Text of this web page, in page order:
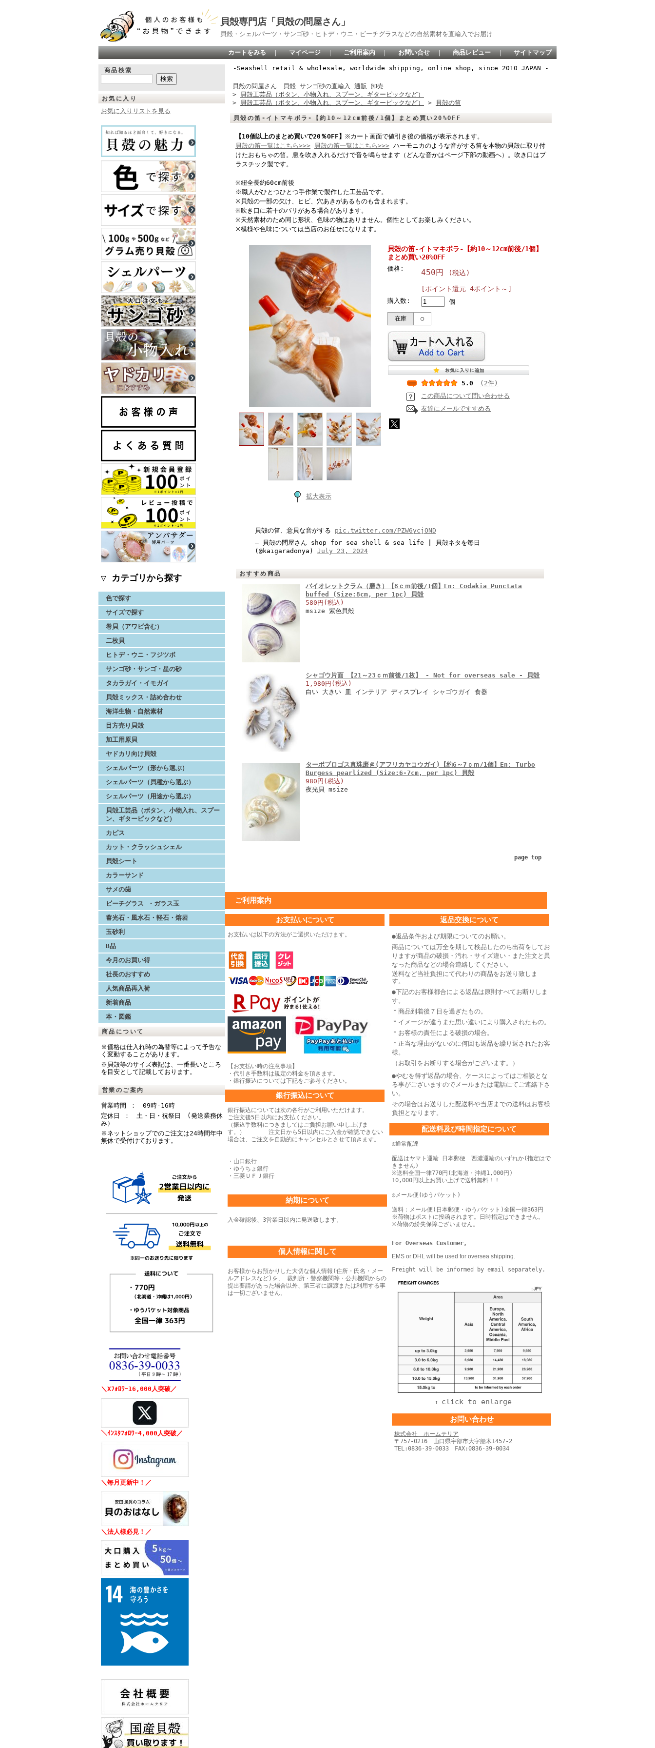
貝殻専門店「貝殻の問屋さん」
貝殻・シェルパーツ・サンゴ砂・ヒトデ・ウニ・ビーチグラスなどの自然素材を直輸入でお届け
カートをみる ｜ マイページ ｜ ご利用案内 ｜ お問い合せ ｜ 商品レビュー ｜ サイトマップ
商品検索
お気に入り
お気に入りリストを見る
▽ カテゴリから探す
色で探す
サイズで探す
巻貝（アワビ含む）
二枚貝
ヒトデ・ウニ・フジツボ
サンゴ砂・サンゴ・星の砂
タカラガイ・イモガイ
貝殻ミックス・詰め合わせ
海洋生物・自然素材
目方売り貝殻
加工用原貝
ヤドカリ向け貝殻
シェルパーツ（形から選ぶ）
シェルパーツ（貝種から選ぶ）
シェルパーツ（用途から選ぶ）
貝殻工芸品（ボタン、小物入れ、スプー
ン、ギターピックなど）
カピス
カット・クラッシュシェル
貝殻シート
カラーサンド
サメの歯
ビーチグラス ・ガラス玉
蓄光石・風水石・軽石・熔岩
玉砂利
B品
今月のお買い得
社長のおすすめ
人気商品再入荷
新着商品
本・図鑑
商品について
※価格は仕入れ時の為替等によって予告な
く変動することがあります。
※貝殻等のサイズ表記は、一番長いところ
を目安として記載しております。
営業のご案内
営業時間 ： 09時-16時
定休日 ： 土・日・祝祭日 (発送業務休
み）
※ネットショップでのご注文は24時間年中
無休で受付けております。
＼Xﾌｫﾛﾜｰ16,000人突破／
＼ｲﾝｽﾀﾌｫﾛﾜｰ4,000人突破／
＼毎月更新中！／
＼法人様必見！／
-Seashell retail & wholesale, worldwide shipping, online shop, since 2010 JAPAN -
貝殻の問屋さん 貝殻 サンゴ砂の直輸入 通販 卸売
>
貝殻工芸品（ボタン、小物入れ、スプーン、ギターピックなど）
>
貝殻工芸品（ボタン、小物入れ、スプーン、ギターピックなど） > 貝殻の笛
貝殻の笛-イトマキボラ-【約10～12cm前後/1個】まとめ買い20%OFF
【10個以上のまとめ買いで20％OFF】 ※カート画面で値引き後の価格が表示されます。
貝殻の笛一覧はこちら>>>
貝殻の笛一覧はこちら>>> ハーモニカのような音がする笛を本物の貝殻に取り付
けたおもちゃの笛。息を吹き入れるだけで音を鳴らせます（どんな音かはページ下部の動画へ）。吹き口はプ
ラスチック製です。
※紐全長約60cm前後
※職人がひとつひとつ手作業で製作した工芸品です。
※貝殻の一部の欠け、ヒビ、穴あきがあるものも含まれます。
※吹き口に若干のバリがある場合があります。
※天然素材のため同じ形状、色味の物はありません。個性としてお楽しみください。
※模様や色味については当店のお任せになります。
拡大表示
貝殻の笛-イトマキボラ-【約10～12cm前後/1個】
まとめ買い20%OFF
価格: 450円 (税込)
[ポイント還元 4ポイント～]
購入数: 個
在庫 ○
5.0
(2件)
この商品について問い合わせる
友達にメールですすめる
貝殻の笛、意貝な音がする pic.twitter.com/PZW6ycjOND
— 貝殻の問屋さん shop for sea shell & sea life | 貝殻ネタを毎日
(@kaigaradonya) July 23, 2024
おすすめ商品
バイオレットクラム（磨き）【8ｃｍ前後/1個】En: Codakia Punctata
buffed (Size:8cm, per 1pc) 貝殻
580円(税込)
msize 紫色貝殻
シャゴウ片面 【21～23ｃｍ前後/1枚】 - Not for overseas sale - 貝殻
1,980円(税込)
白い 大きい 皿 インテリア ディスプレイ シャゴウガイ 食器
ターボブロゴス真珠磨き(アフリカヤコウガイ)【約6～7ｃｍ/1個】En: Turbo
Burgess pearlized (Size:6-7cm, per 1pc) 貝殻
980円(税込)
夜光貝 msize
page top
ご利用案内
お支払いについて
お支払いは以下の方法がご選択いただけます。
【お支払い時の注意事項】
・代引き手数料は規定の料金を頂きます。
・銀行振込については下記をご参考ください。
銀行振込について
銀行振込については次の各行がご利用いただけます。
ご注文後5日以内にお支払ください。
（振込手数料につきましてはご負担お願い申し上げま
す。） 注文日から5日以内にご入金が確認できない
場合は、 ご注文を自動的にキャンセルとさせて頂きます。
・山口銀行
・ゆうちょ銀行
・三菱ＵＦＪ銀行
納期について
入金確認後、3営業日以内に発送致します。
個人情報に関して
お客様からお預かりした大切な個人情報(住所・氏名・メー
ルアドレスなど)を、 裁判所・警察機関等・公共機関からの
提出要請があった場合以外、第三者に譲渡または利用する事
は一切ございません。
返品交換について
●返品条件および期限についてのお願い。
商品については万全を期して検品したのち出荷をしてお
りますが商品の破損・汚れ・サイズ違い・また注文と異
なった商品などの場合連絡してください。
送料など当社負担にて代わりの商品をお送り致しま
す。
●下記のお客様都合による返品は原則すべてお断りしま
す。
＊商品到着後７日を過ぎたもの。
＊イメージが違うまた思い違いにより購入されたもの。
＊お客様の責任による破損の場合。
＊正当な理由がないのに何回も返品を繰り返されたお客
様。
（お取引をお断りする場合がございます。）
●やむを得ず返品の場合、ケースによってはご相談とな
る事がございますのでメールまたは電話にてご連絡下さ
い。
その場合はお送りした配送料や当店までの送料はお客様
負担となります。
配送料及び時間指定について
◎通常配達
配送はヤマト運輸 日本郵便 西濃運輸のいずれか(指定はで
きません)
※送料全国一律770円(北海道・沖縄1,000円)
10,000円以上お買い上げで送料無料！！
◎メール便(ゆうパケット)
送料：メール便(日本郵便・ゆうパケット)全国一律363円
※荷物はポストに投函されます。日時指定はできません。
※荷物の紛失保障ございません。
For Overseas Customer,
EMS or DHL will be used for oversea shipping.
Freight will be informed by email separately.
↑ click to enlarge
お問い合わせ
株式会社 ホームテリア
〒757-0216 山口県宇部市大字船木1457-2
TEL:0836-39-0033 FAX:0836-39-0034